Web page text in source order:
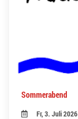
Sommerabend
Fr, 3. Juli 2026